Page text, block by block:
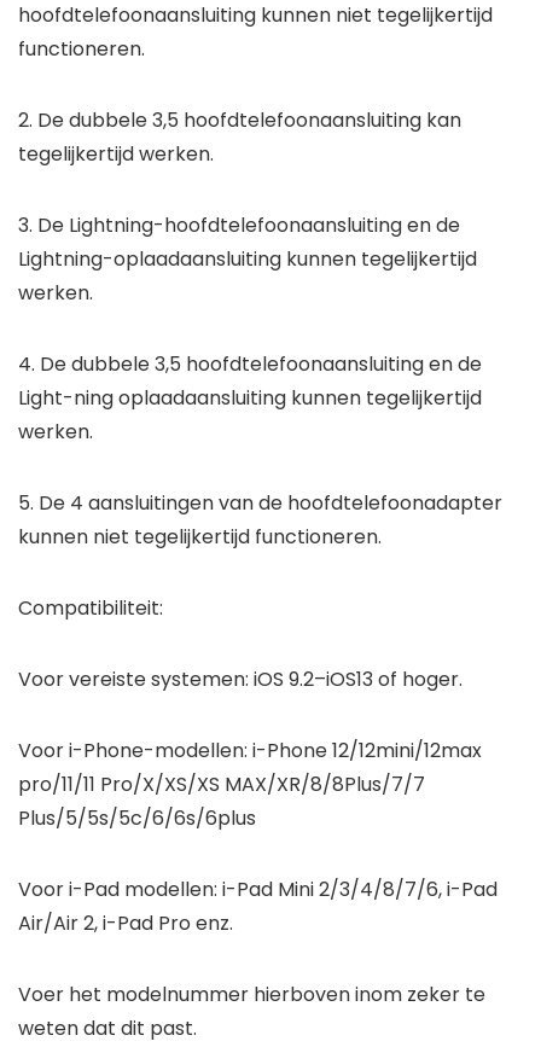
hoofdtelefoonaansluiting kunnen niet tegelijkertijd
functioneren.
2. De dubbele 3,5 hoofdtelefoonaansluiting kan
tegelijkertijd werken.
3. De Lightning-hoofdtelefoonaansluiting en de
Lightning-oplaadaansluiting kunnen tegelijkertijd
werken.
4. De dubbele 3,5 hoofdtelefoonaansluiting en de
Light-ning oplaadaansluiting kunnen tegelijkertijd
werken.
5. De 4 aansluitingen van de hoofdtelefoonadapter
kunnen niet tegelijkertijd functioneren.
Compatibiliteit:
Voor vereiste systemen: iOS 9.2–iOS13 of hoger.
Voor i-Phone-modellen: i-Phone 12/12mini/12max
pro/11/11 Pro/X/XS/XS MAX/XR/8/8Plus/7/7
Plus/5/5s/5c/6/6s/6plus
Voor i-Pad modellen: i-Pad Mini 2/3/4/8/7/6, i-Pad
Air/Air 2, i-Pad Pro enz.
Voer het modelnummer hierboven inom zeker te
weten dat dit past.